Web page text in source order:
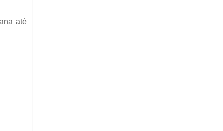
até